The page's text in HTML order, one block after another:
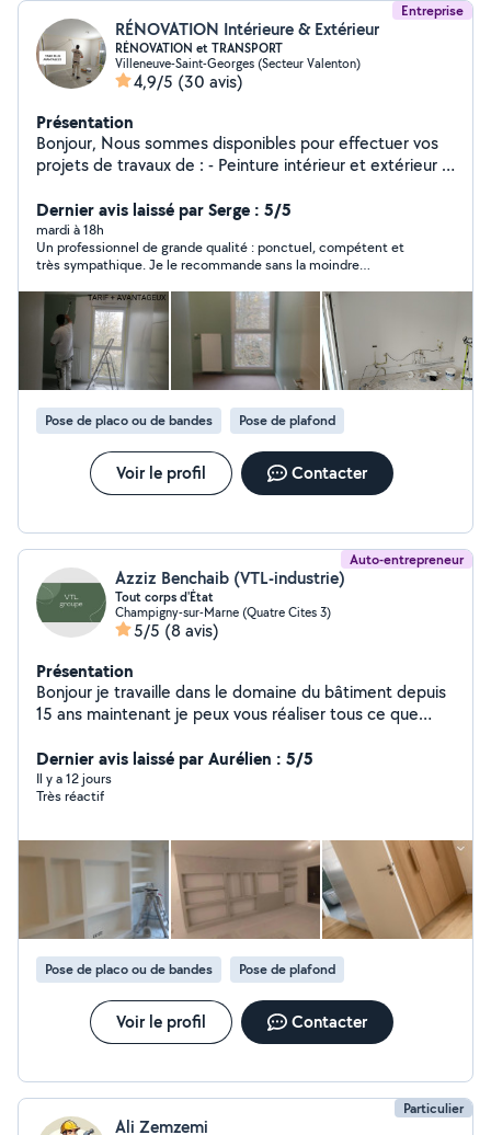
Entreprise
RÉNOVATION Intérieure & Extérieur
RÉNOVATION et TRANSPORT
Villeneuve-Saint-Georges (Secteur Valenton)
4,9/5 (30 avis)
Présentation
Bonjour, Nous sommes disponibles pour effectuer vos
projets de travaux de : - Peinture intérieur et extérieur -
- Plomberie - Electricité - Pose de faux plafond, cloison,
parquet, carrelage.... - transport Disposant d'une
expérience de plusieurs années dans le secteur de la
rénovation ainsi que tout le matériel nécessaire, nous
serions ravis moi et mon équipe de réaliser vos projets
de travaux avec le plus grand soin à un tarif défiant
toute concurrence. N hésiter pas à me contacter DEVIS
GRATUIT ET RAPIDE 7J7 TARIF PLUS AVANTAGEUX
Merci d' avance et a bientôt !
Dernier avis laissé par Serge : 5/5
mardi à 18h
Un professionnel de grande qualité : ponctuel, compétent et
très sympathique. Je le recommande sans la moindre
Pose de placo ou de bandes Pose de plafond
Voir le profil Contacter
Auto-entrepreneur
Azziz Benchaib (VTL-industrie)
Tout corps d'État
Champigny-sur-Marne (Quatre Cites 3)
5/5 (8 avis)
Présentation
Bonjour je travaille dans le domaine du bâtiment depuis
15 ans maintenant je peux vous réaliser tous ce que
Dernier avis laissé par Aurélien : 5/5
Il y a 12 jours
Très réactif
Pose de placo ou de bandes Pose de plafond
Voir le profil Contacter
Particulier
Ali Zemzemi